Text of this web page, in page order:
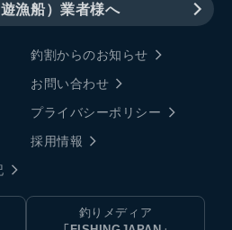
漁船）業者様へ
釣割からのお知らせ
お問い合わせ
プライバシーポリシー
採用情報
釣りメディア